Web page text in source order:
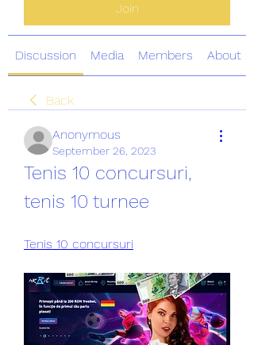
Join
Discussion Media Members About
Back
Anonymous
September 26, 2023
Tenis 10 concursuri,
tenis 10 turnee
Tenis 10 concursuri